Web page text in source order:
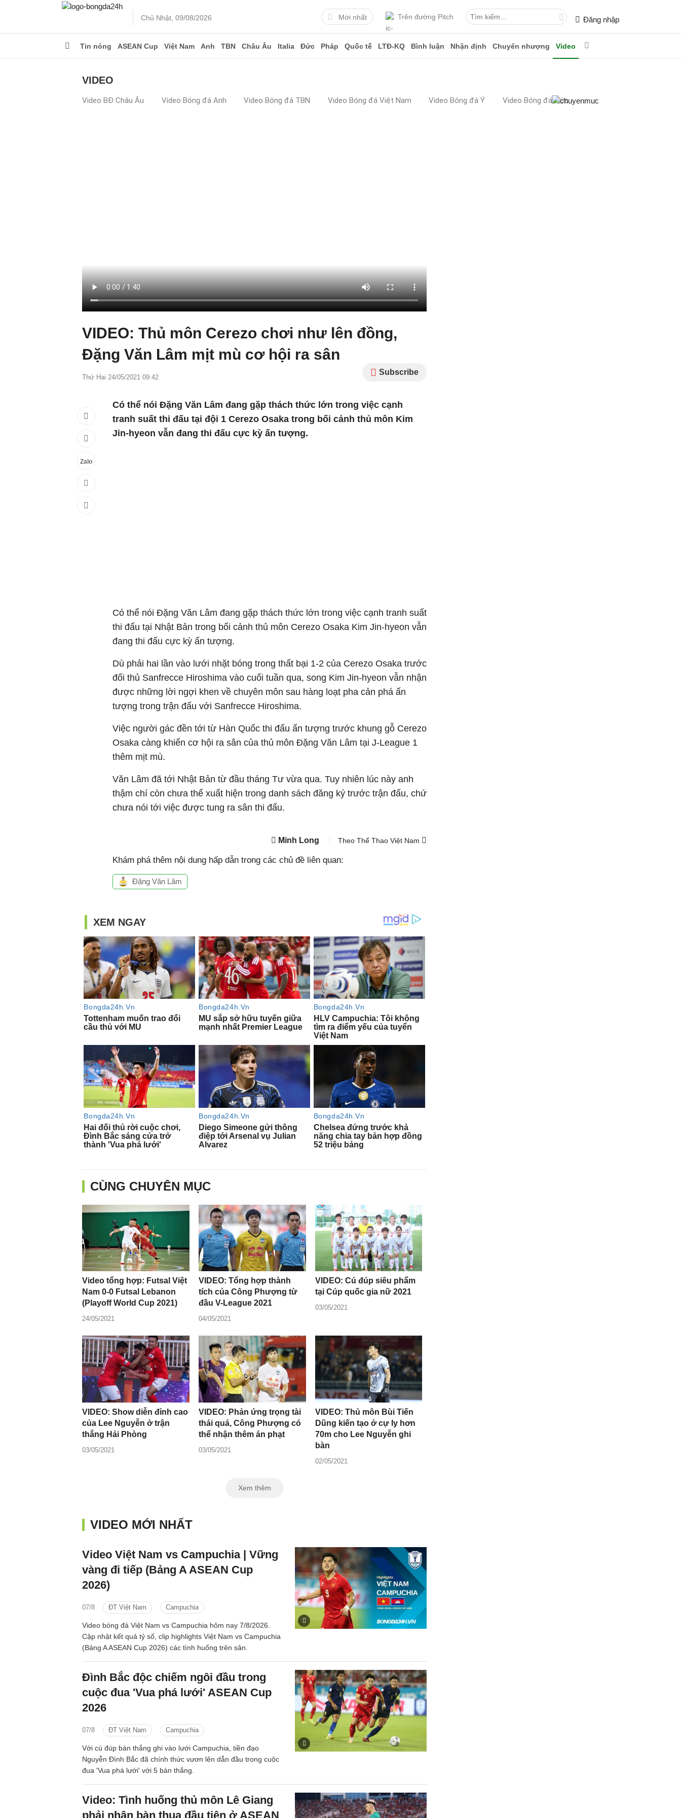
Chủ Nhật, 09/08/2026 Mới nhất Trên đường Pitch Đăng nhập
Tin nóng ASEAN Cup Việt Nam Anh TBN Châu Âu Italia Đức Pháp Quốc tế LTĐ-KQ Bình luận Nhận định Chuyển nhượng Video
VIDEO
Video BĐ Châu Âu Video Bóng đá Anh Video Bóng đá TBN Video Bóng đá Việt Nam Video Bóng đá Ý Video Bóng đá Đức
VIDEO: Thủ môn Cerezo chơi như lên đồng,
Đặng Văn Lâm mịt mù cơ hội ra sân
Thứ Hai 24/05/2021 09:42
Subscribe
Zalo
Có thể nói Đặng Văn Lâm đang gặp thách thức lớn trong việc cạnh
tranh suất thi đấu tại đội 1 Cerezo Osaka trong bối cảnh thủ môn Kim
Jin-hyeon vẫn đang thi đấu cực kỳ ấn tượng.
Có thể nói Đặng Văn Lâm đang gặp thách thức lớn trong việc cạnh tranh suất
thi đấu tại Nhật Bản trong bối cảnh thủ môn Cerezo Osaka Kim Jin-hyeon vẫn
đang thi đấu cực kỳ ấn tượng.
Dù phải hai lần vào lưới nhặt bóng trong thất bại 1-2 của Cerezo Osaka trước
đối thủ Sanfrecce Hiroshima vào cuối tuần qua, song Kim Jin-hyeon vẫn nhận
được những lời ngợi khen về chuyên môn sau hàng loạt pha cản phá ấn
tượng trong trận đấu với Sanfrecce Hiroshima.
Việc người gác đền tới từ Hàn Quốc thi đấu ấn tượng trước khung gỗ Cerezo
Osaka càng khiến cơ hội ra sân của thủ môn Đặng Văn Lâm tại J-League 1
thêm mịt mù.
Văn Lâm đã tới Nhật Bản từ đầu tháng Tư vừa qua. Tuy nhiên lúc này anh
thậm chí còn chưa thể xuất hiện trong danh sách đăng ký trước trận đấu, chứ
chưa nói tới việc được tung ra sân thi đấu.
Minh Long Theo Thể Thao Việt Nam
Khám phá thêm nội dung hấp dẫn trong các chủ đề liên quan:
Đặng Văn Lâm
CÙNG CHUYÊN MỤC
Video tổng hợp: Futsal Việt
Nam 0-0 Futsal Lebanon
(Playoff World Cup 2021)
24/05/2021
VIDEO: Tổng hợp thành
tích của Công Phượng từ
đầu V-League 2021
04/05/2021
VIDEO: Cú đúp siêu phẩm
tại Cúp quốc gia nữ 2021
03/05/2021
VIDEO: Show diễn đỉnh cao
của Lee Nguyễn ở trận
thắng Hải Phòng
03/05/2021
VIDEO: Phản ứng trọng tài
thái quá, Công Phượng có
thể nhận thêm án phạt
03/05/2021
VIDEO: Thủ môn Bùi Tiến
Dũng kiến tạo ở cự ly hơn
70m cho Lee Nguyễn ghi
bàn
02/05/2021
Xem thêm
VIDEO MỚI NHẤT
Video Việt Nam vs Campuchia | Vững
vàng đi tiếp (Bảng A ASEAN Cup
2026)
07/8 ĐT Việt Nam Campuchia
Video bóng đá Việt Nam vs Campuchia hôm nay 7/8/2026.
Cập nhật kết quả tỷ số, clip highlights Việt Nam vs Campuchia
(Bảng A ASEAN Cup 2026) các tình huống trên sân.
Đình Bắc độc chiếm ngôi đầu trong
cuộc đua 'Vua phá lưới' ASEAN Cup
2026
07/8 ĐT Việt Nam Campuchia
Với cú đúp bàn thắng ghi vào lưới Campuchia, tiền đạo
Nguyễn Đình Bắc đã chính thức vươn lên dẫn đầu trong cuộc
đua 'Vua phá lưới' với 5 bàn thắng.
Video: Tình huống thủ môn Lê Giang
phải nhận bàn thua đầu tiên ở ASEAN